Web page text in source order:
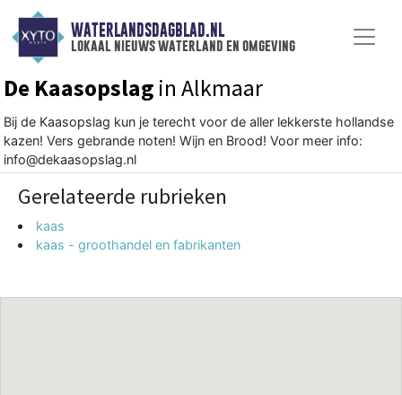
WATERLANDSDAGBLAD.NL
lokaal nieuws waterland en omgeving
De Kaasopslag in Alkmaar
Bij de Kaasopslag kun je terecht voor de aller lekkerste hollandse
kazen! Vers gebrande noten! Wijn en Brood! Voor meer info:
info@dekaasopslag.nl
Gerelateerde rubrieken
kaas
kaas - groothandel en fabrikanten